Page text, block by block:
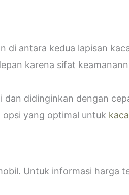
di antara kedua lapisan
karena sifat
dan didinginkan dengan
yang optimal untuk
Untuk informasi harga